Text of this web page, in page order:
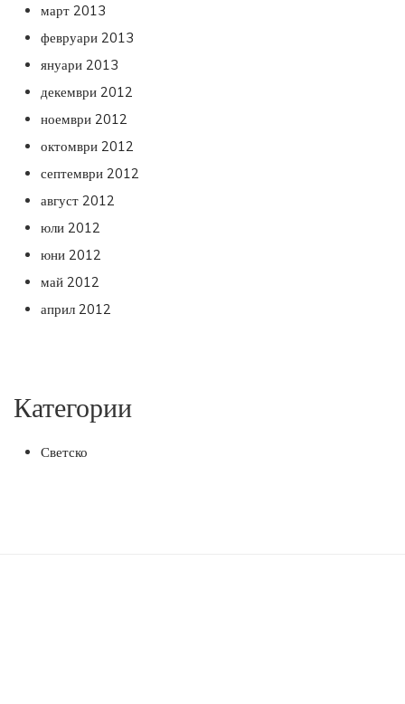
март 2013
февруари 2013
януари 2013
декември 2012
ноември 2012
октомври 2012
септември 2012
август 2012
юли 2012
юни 2012
май 2012
април 2012
Категории
Светско